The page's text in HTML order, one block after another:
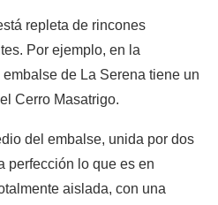
repleta de rincones
Por ejemplo, en la
de La Serena tiene un
Cerro Masatrigo.
del embalse, unida por dos
perfección lo que es en
aislada, con una